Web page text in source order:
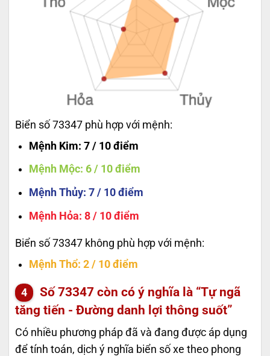
Biển số 73347 phù hợp với mệnh:
Mệnh Kim: 7 / 10 điểm
Mệnh Mộc: 6 / 10 điểm
Mệnh Thủy: 7 / 10 điểm
Mệnh Hỏa: 8 / 10 điểm
Biển số 73347 không phù hợp với mệnh:
Mệnh Thổ: 2 / 10 điểm
Số73347 còn có ý nghĩa là “Tự ngã
tăng tiến - Đường danh lợi thông suốt”
Có nhiều phương pháp đã và đang được áp dụng
để tính toán, dịch ý nghĩa biển số xe theo phong